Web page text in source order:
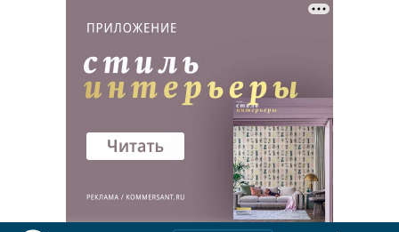
Реклама в «Ъ» www.kommersant.ru/ad